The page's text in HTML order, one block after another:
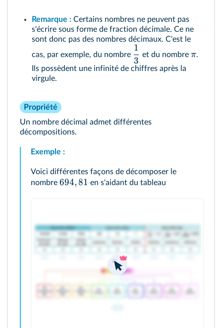
Remarque : Certains nombres ne peuvent pas
s'écrire sous forme de fraction décimale. Ce ne
sont donc pas des nombres décimaux. C'est le
cas, par exemple, du nombre
3
1
et du nombre π.
Ils possèdent une infinité de chiffres après la
virgule.
Propriété
Un nombre décimal admet différentes
décompositions.
Exemple :
Voici différentes façons de décomposer le
nombre 694,81 en s'aidant du tableau